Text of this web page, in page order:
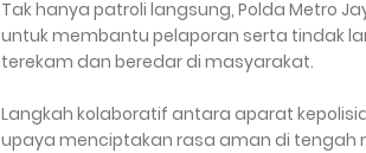
Tak hanya patroli langsung, Polda Metro
untuk membantu pelaporan serta tindak
terekam dan beredar di masyarakat.
Langkah kolaboratif antara aparat
upaya menciptakan rasa aman di